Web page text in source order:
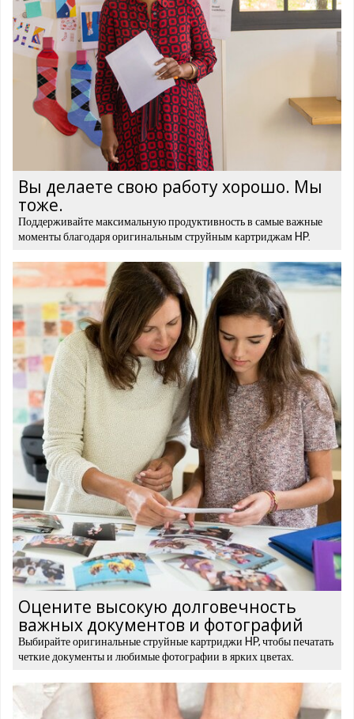
Вы делаете свою работу хорошо. Мы
тоже.
Поддерживайте максимальную продуктивность в самые важные
моменты благодаря оригинальным струйным картриджам HP.
Оцените высокую долговечность
важных документов и фотографий
Выбирайте оригинальные струйные картриджи HP, чтобы печатать
четкие документы и любимые фотографии в ярких цветах.